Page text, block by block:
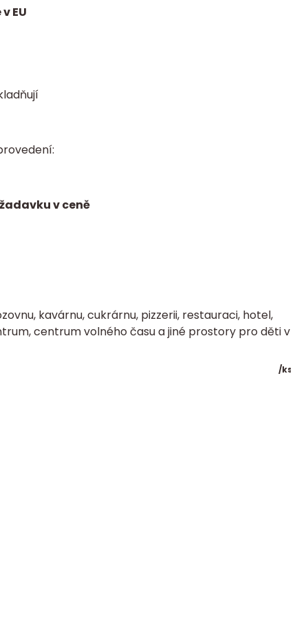
/ks
EU
v ceně
kavárnu, cukrárnu, pizzerii, restauraci, hotel,
centrum volného času a jiné prostory pro děti v